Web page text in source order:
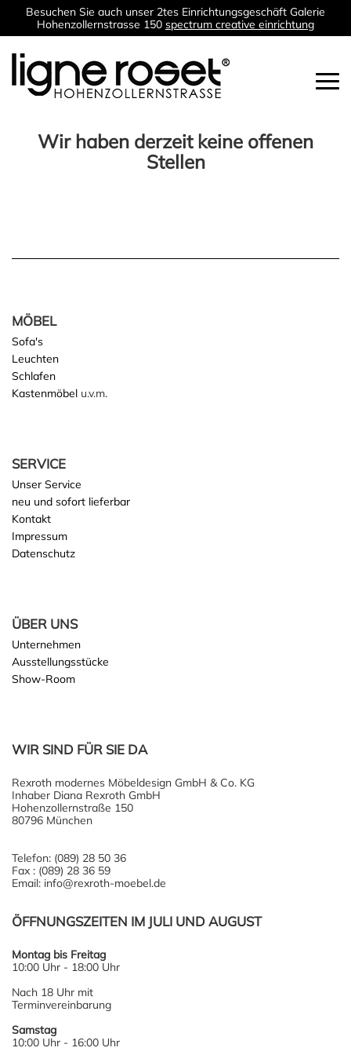
Besuchen Sie auch unser 2tes Einrichtungsgeschäft Galerie
Hohenzollernstrasse 150 spectrum creative einrichtung
Wir haben derzeit keine offenen
Stellen
MÖBEL
Sofa's
Leuchten
Schlafen
Kastenmöbel u.v.m.
SERVICE
Unser Service
neu und sofort lieferbar
Kontakt
Impressum
Datenschutz
ÜBER UNS
Unternehmen
Ausstellungsstücke
Show-Room
WIR SIND FÜR SIE DA
Rexroth modernes Möbeldesign GmbH & Co. KG
Inhaber Diana Rexroth GmbH
Hohenzollernstraße 150
80796 München
Telefon: (089) 28 50 36
Fax : (089) 28 36 59
Email: info@rexroth-moebel.de
ÖFFNUNGSZEITEN IM JULI UND AUGUST
Montag bis Freitag
10:00 Uhr - 18:00 Uhr
Nach 18 Uhr mit
Terminvereinbarung
Samstag
10:00 Uhr - 16:00 Uhr